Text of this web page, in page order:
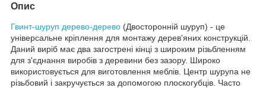
Опис
Гвинт-шуруп дерево-дерево (Двосторонній шуруп) - це
універсальне кріплення для монтажу дерев'яних конструкцій.
Даний виріб має два загострені кінці з широким різьбленням
для з'єднання виробів з деревини без зазору. Широко
використовується для виготовлення меблів. Центр шурупа не
різьбовий і закручується за допомогою плоскогубців. Часто